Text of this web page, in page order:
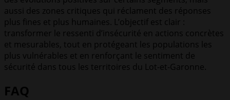
aussi des zones critiques qui réclament des réponses
plus fines et plus humaines. L’objectif est clair :
transformer le ressenti d’insécurité en actions concrètes
et mesurables, tout en protégeant les populations les
plus vulnérables et en renforçant le sentiment de
sécurité dans tous les territoires du Lot-et-Garonne.
FAQ